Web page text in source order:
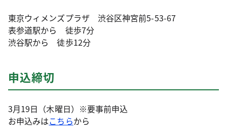
東京ウィメンズプラザ 渋谷区神宮前5-53-67
表参道駅から 徒歩7分
渋谷駅から 徒歩12分
申込締切
3月19日（木曜日）※要事前申込
お申込みはこちらから